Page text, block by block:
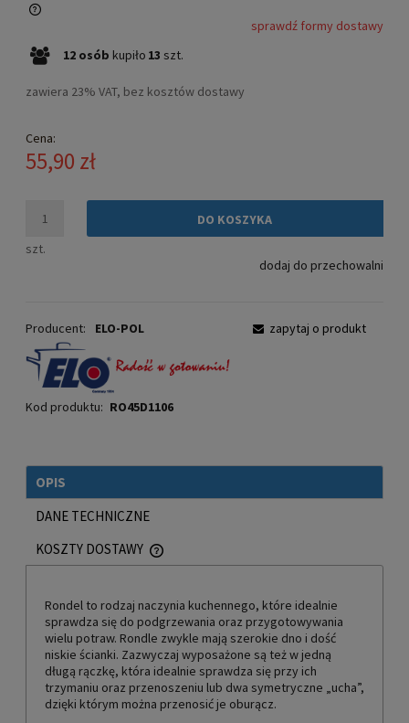
Cena nie zawiera ewentualnych kosztów płatności
sprawdź formy dostawy
12 osób kupiło 13 szt.
zawiera 23% VAT, bez kosztów dostawy
Cena:
55,90 zł
szt.
DO KOSZYKA
dodaj do przechowalni
Producent: ELO-POL
Kod produktu: RO45D1106
zapytaj o produkt
OPIS
DANE TECHNICZNE
KOSZTY DOSTAWY
CENA NIE ZAWIERA EWENTUALNYCH KOSZTÓW PŁATNOŚCI
Rondel to rodzaj naczynia kuchennego, które idealnie
sprawdza się do podgrzewania oraz przygotowywania
wielu potraw. Rondle zwykle mają szerokie dno i dość
niskie ścianki. Zazwyczaj wyposażone są też w jedną
długą rączkę, która idealnie sprawdza się przy ich
trzymaniu oraz przenoszeniu lub dwa symetryczne „ucha”,
dzięki którym można przenosić je oburącz.